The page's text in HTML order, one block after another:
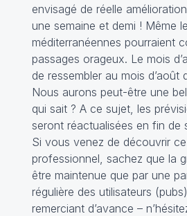
envisagé de réelle
une semaine et demi ! Même
méditerranéennes pourraient
passages orageux. Le mois
de ressembler au mois d’août
Nous aurons peut-être une
qui sait ? A ce sujet, les
seront réactualisées en fin de
Si vous venez de découvrir
professionnel, sachez que la
être maintenue que par une
régulière des utilisateurs
remerciant d’avance –